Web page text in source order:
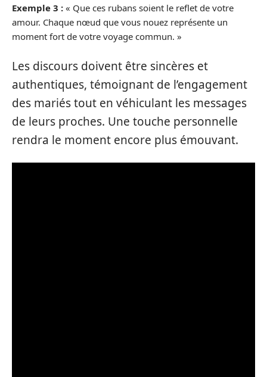
Exemple 3 : « Que ces rubans soient le reflet de votre
amour. Chaque nœud que vous nouez représente un
moment fort de votre voyage commun. »
Les discours doivent être sincères et
authentiques, témoignant de l’engagement
des mariés tout en véhiculant les messages
de leurs proches. Une touche personnelle
rendra le moment encore plus émouvant.